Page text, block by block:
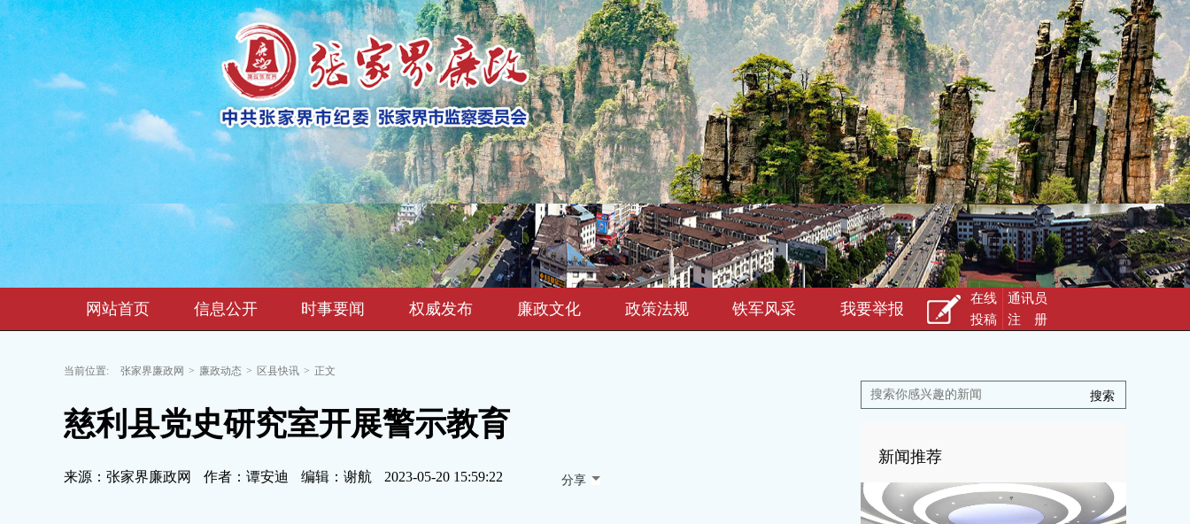
网站首页 信息公开 时事要闻 权威发布 廉政文化 政策法规 铁军风采 我要举报
在线
投稿
通讯员
注 册
当前位置: 张家界廉政网 > 廉政动态 > 区县快讯 > 正文
慈利县党史研究室开展警示教育
来源：张家界廉政网 作者：谭安迪 编辑：谢航 2023-05-20 15:59:22 分享
新闻推荐